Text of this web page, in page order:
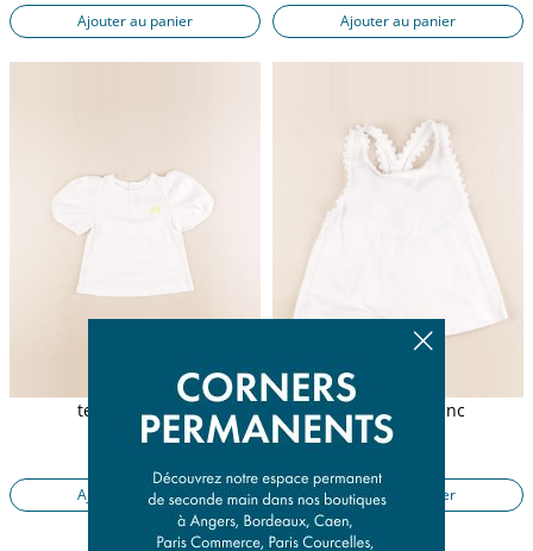
Ajouter au panier Ajouter au panier
tee-shirt blanc
3 ans
Ajouter au panier
débardeur blanc
3 ans
Ajouter au panier